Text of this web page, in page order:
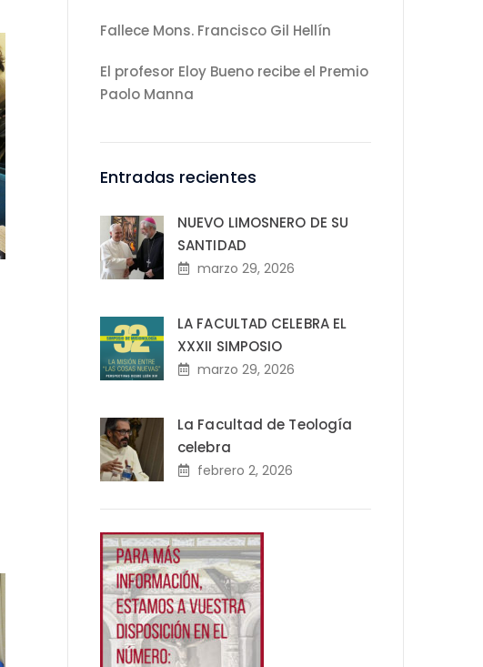
Fallece Mons. Francisco Gil Hellín
El profesor Eloy Bueno recibe el Premio
Paolo Manna
Entradas recientes
NUEVO LIMOSNERO DE SU
SANTIDAD
marzo 29, 2026
LA FACULTAD CELEBRA EL
XXXII SIMPOSIO
marzo 29, 2026
La Facultad de Teología
celebra
febrero 2, 2026